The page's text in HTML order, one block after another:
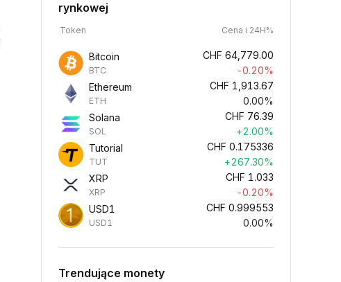
rynkowej
Token Cena i 24H%
Bitcoin
BTC
CHF 64,779.00
-0.20%
Ethereum
ETH
CHF 1,913.67
0.00%
Solana
SOL
CHF 76.39
+2.00%
Tutorial
TUT
CHF 0.175336
+267.30%
XRP
XRP
CHF 1.033
-0.20%
USD1
USD1
CHF 0.999553
0.00%
Trendujące monety